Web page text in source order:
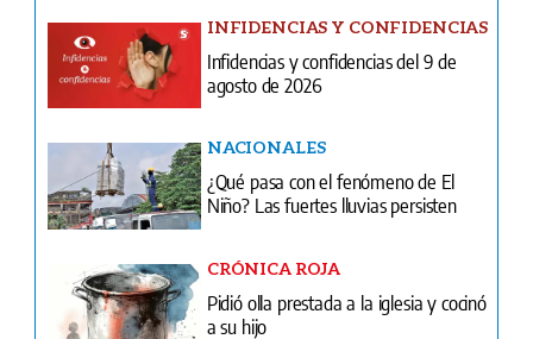
INFIDENCIAS Y CONFIDENCIAS
Infidencias y confidencias del 9 de
agosto de 2026
NACIONALES
¿Qué pasa con el fenómeno de El
Niño? Las fuertes lluvias persisten
CRÓNICA ROJA
Pidió olla prestada a la iglesia y cocinó
a su hijo